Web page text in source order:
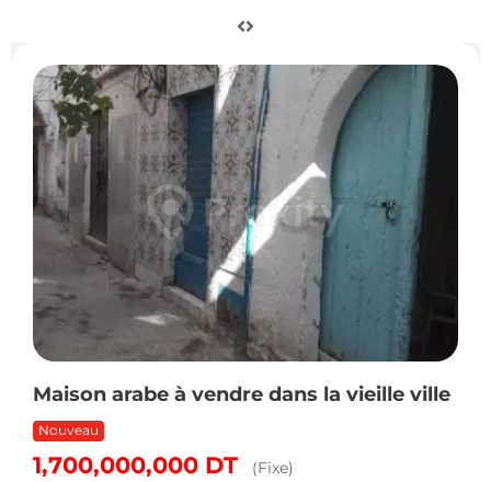
Maison arabe à vendre dans la vieille ville
Nouveau
1,700,000,000 DT (Fixe)